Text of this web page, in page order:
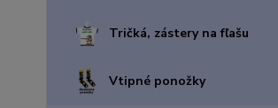
Tričká, zástery na fľašu
Vtipné ponožky